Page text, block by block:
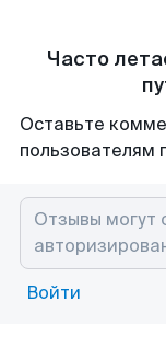
Часто
Оставьте
пользователям
Войти